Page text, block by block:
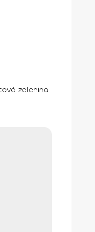
zelenina